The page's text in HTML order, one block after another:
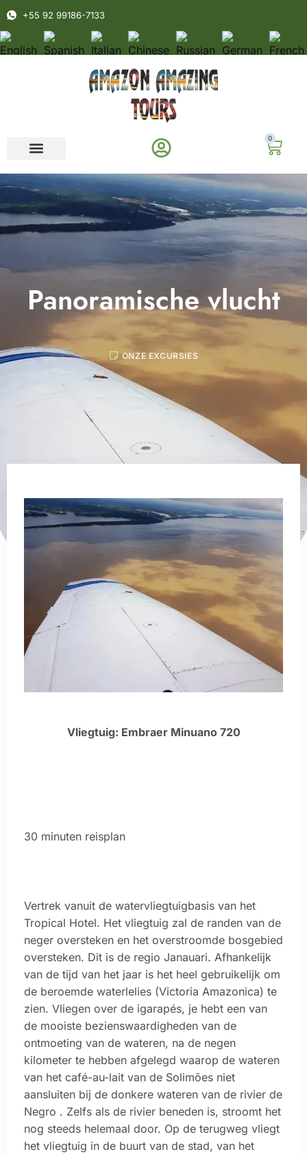
+55 92 99186-7133
0
Panoramische vlucht
ONZE EXCURSIES
Vliegtuig: Embraer Minuano 720
30 minuten reisplan
Vertrek vanuit de watervliegtuigbasis van het
Tropical Hotel. Het vliegtuig zal de randen van de
neger oversteken en het overstroomde bosgebied
oversteken. Dit is de regio Janauari. Afhankelijk
van de tijd van het jaar is het heel gebruikelijk om
de beroemde waterlelies (Victoria Amazonica) te
zien. Vliegen over de igarapés, je hebt een van
de mooiste bezienswaardigheden van de
ontmoeting van de wateren, na de negen
kilometer te hebben afgelegd waarop de wateren
van het café-au-lait van de Solimões niet
aansluiten bij de donkere wateren van de rivier de
Negro . Zelfs als de rivier beneden is, stroomt het
nog steeds helemaal door. Op de terugweg vliegt
het vliegtuig in de buurt van de stad, van het